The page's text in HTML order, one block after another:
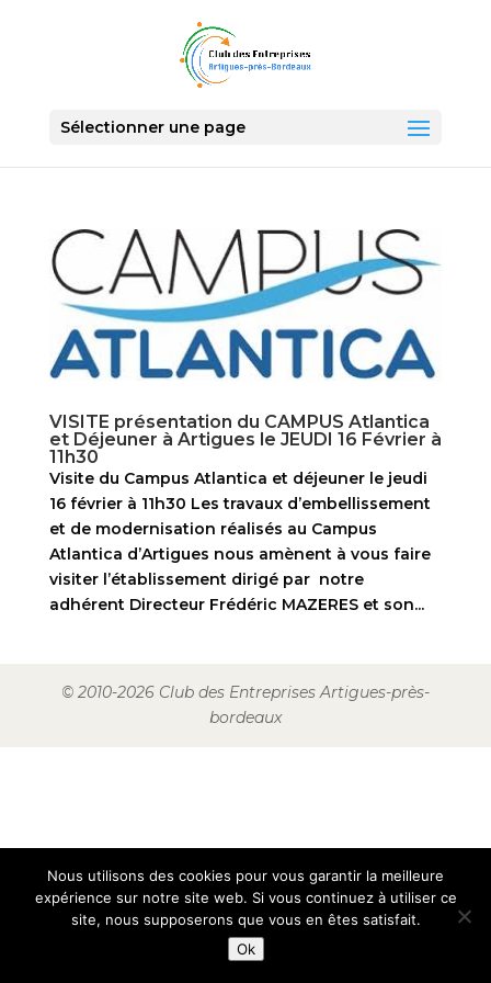
Sélectionner une page
VISITE présentation du CAMPUS Atlantica
et Déjeuner à Artigues le JEUDI 16 Février à
11h30
Visite du Campus Atlantica et déjeuner le jeudi
16 février à 11h30 Les travaux d’embellissement
et de modernisation réalisés au Campus
Atlantica d’Artigues nous amènent à vous faire
visiter l’établissement dirigé par notre
adhérent Directeur Frédéric MAZERES et son...
© 2010-2026 Club des Entreprises Artigues-près-
bordeaux
Nous utilisons des cookies pour vous garantir la meilleure
expérience sur notre site web. Si vous continuez à utiliser ce
site, nous supposerons que vous en êtes satisfait.
Ok